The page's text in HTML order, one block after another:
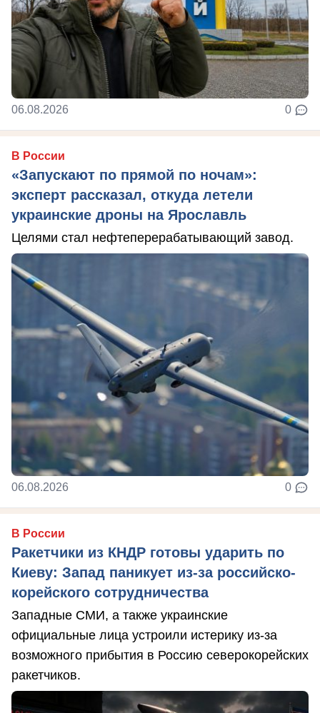
06.08.2026 0
В России
«Запускают по прямой по ночам»:
эксперт рассказал, откуда летели
украинские дроны на Ярославль
Целями стал нефтеперерабатывающий завод.
06.08.2026 0
В России
Ракетчики из КНДР готовы ударить по
Киеву: Запад паникует из-за российско-
корейского сотрудничества
Западные СМИ, а также украинские
официальные лица устроили истерику из-за
возможного прибытия в Россию северокорейских
ракетчиков.